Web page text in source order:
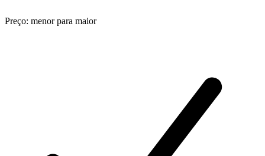
Preço: menor para maior